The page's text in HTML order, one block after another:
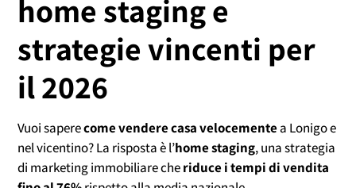
home staging e
strategie vincenti per
il 2026
Vuoi saperecome vendere casa velocementea Lonigo e
nel vicentino? La risposta è l’home staging, una strategia
di marketing immobiliare cheriduce i tempi di vendita